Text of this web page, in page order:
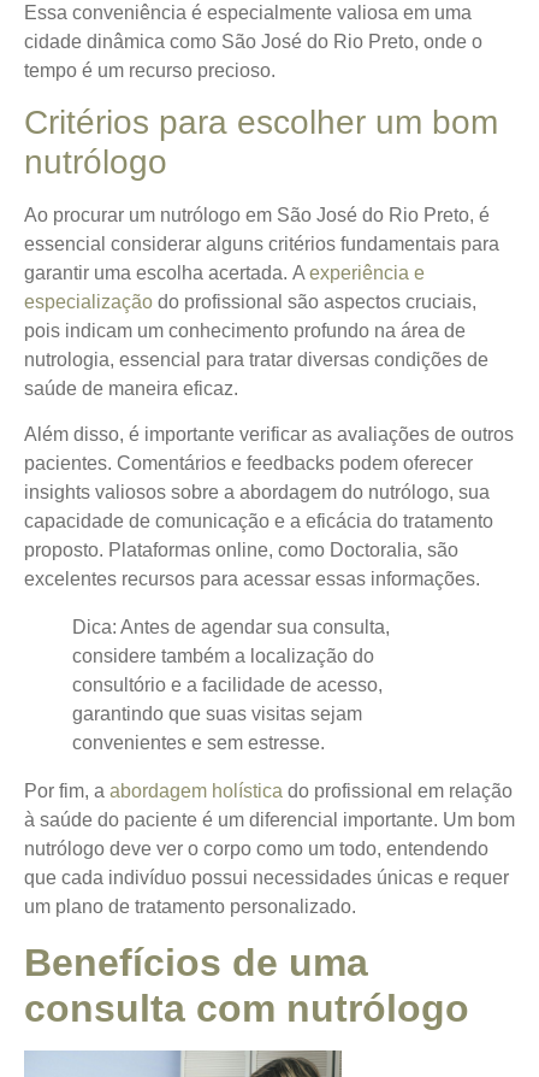
Essa conveniência é especialmente valiosa em uma
cidade dinâmica como São José do Rio Preto, onde o
tempo é um recurso precioso.
Critérios para escolher um bom
nutrólogo
Ao procurar um nutrólogo em São José do Rio Preto, é
essencial considerar alguns critérios fundamentais para
garantir uma escolha acertada. A experiência e
especialização do profissional são aspectos cruciais,
pois indicam um conhecimento profundo na área de
nutrologia, essencial para tratar diversas condições de
saúde de maneira eficaz.
Além disso, é importante verificar as avaliações de outros
pacientes. Comentários e feedbacks podem oferecer
insights valiosos sobre a abordagem do nutrólogo, sua
capacidade de comunicação e a eficácia do tratamento
proposto. Plataformas online, como Doctoralia, são
excelentes recursos para acessar essas informações.
Dica: Antes de agendar sua consulta,
considere também a localização do
consultório e a facilidade de acesso,
garantindo que suas visitas sejam
convenientes e sem estresse.
Por fim, a abordagem holística do profissional em relação
à saúde do paciente é um diferencial importante. Um bom
nutrólogo deve ver o corpo como um todo, entendendo
que cada indivíduo possui necessidades únicas e requer
um plano de tratamento personalizado.
Benefícios de uma
consulta com nutrólogo